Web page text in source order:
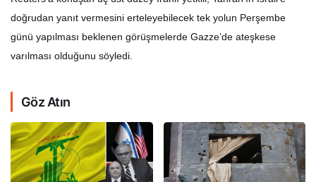
doğrudan yanıt vermesini erteleyebilecek tek yolun Perşembe
günü yapılması beklenen görüşmelerde Gazze’de ateşkese
varılması olduğunu söyledi.
Göz Atın